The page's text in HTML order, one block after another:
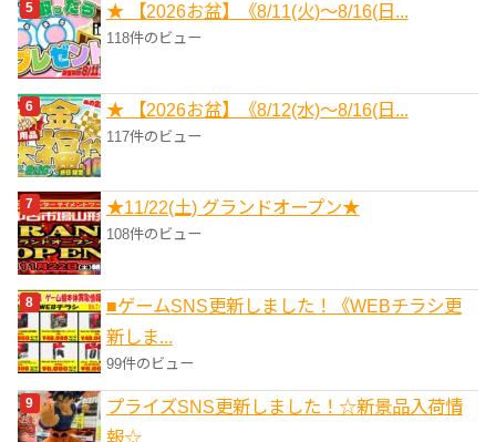
★ 【2026お盆】《8/11(火)～8/16(日...
118件のビュー
★ 【2026お盆】《8/12(水)～8/16(日...
117件のビュー
★11/22(土) グランドオープン★
108件のビュー
■ゲームSNS更新しました！《WEBチラシ更
新しま...
99件のビュー
プライズSNS更新しました！☆新景品入荷情
報☆